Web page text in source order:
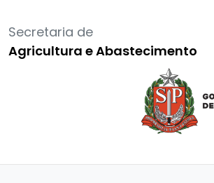
Secretaria de
Agricultura e Abastecimento